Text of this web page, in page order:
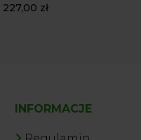
227,00 zł
INFORMACJE